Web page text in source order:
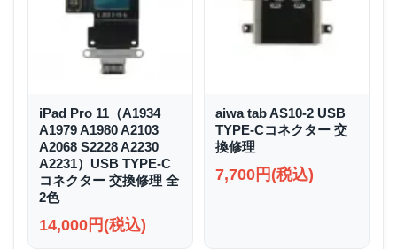
iPad Pro 11（A1934
A1979 A1980 A2103
A2068 S2228 A2230
A2231）USB TYPE-C
コネクター 交換修理 全
2色
14,000円(税込)
aiwa tab AS10-2 USB
TYPE-Cコネクター 交
換修理
7,700円(税込)